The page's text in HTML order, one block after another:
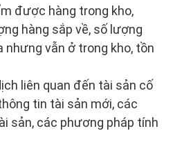
được hàng trong kho,
hàng sắp về, số lượng
vẫn ở trong kho, tồn
liên quan đến tài sản cố
tin tài sản mới, các
sản, các phương pháp tính